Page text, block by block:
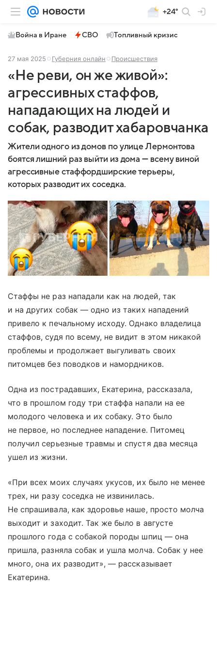
+24°
Война в Иране СВО Топливный кризис
27 мая 2025 Губерния онлайн Происшествия
«Не реви, он же живой»:
агрессивных стаффов,
нападающих на людей и
собак, разводит хабаровчанка
Жители одного из домов по улице Лермонтова
боятся лишний раз выйти из дома — всему виной
агрессивные стаффордширские терьеры,
которых разводит их соседка.
Стаффы не раз нападали как на людей, так
и на других собак — одно из таких нападений
привело к печальному исходу. Однако владелица
стаффов, судя по всему, не видит в этом никакой
проблемы и продолжает выгуливать своих
питомцев без поводков и намордников.
Одна из пострадавших, Екатерина, рассказала,
что в прошлом году три стаффа напали на ее
молодого человека и их собаку. Это было
не первое, но последнее нападение. Питомец
получил серьезные травмы и спустя два месяца
ушел из жизни.
«При всех моих случаях укусов, их было не менее
трех, ни разу соседка не извинилась.
Не спрашивала, как здоровье наше, просто молча
выходит и заходит. Так же было в августе
прошлого года с собакой породы шпиц — она
пришла, разняла собак и ушла молча. Собак у нее
много, она их разводит», — рассказывает
Екатерина.